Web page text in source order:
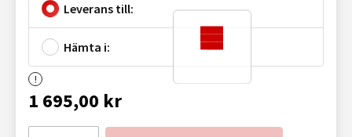
Leverans till:
Hämta i:
1 695,00 kr